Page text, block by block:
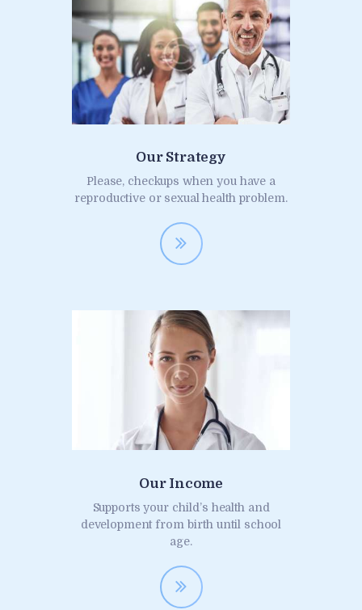
Our Strategy
Please, checkups when you have a
reproductive or sexual health problem.
Our Income
Supports your child’s health and
development from birth until school
age.